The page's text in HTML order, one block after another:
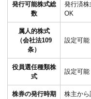
発行可能株式総
数
発行済株
OK
属人的株式
（会社法109
条）
設定可能
役員選任種類株
式
設定可能
株券の発行時期
株主から